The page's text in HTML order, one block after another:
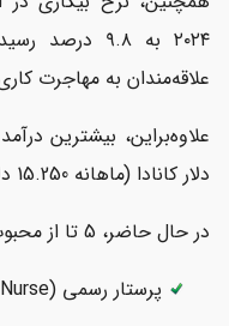
۲۰۲۴ به ۹.۸
علاقه‌مندان به مهاجرت
دلار کانادا (ماهانه 15.250 دلار) است.
در حال حاضر، 5 تا از محبوب‌ترین مشاغل این استان عبارت‌اند از:
پرستار رسمی (Registered Nurse)